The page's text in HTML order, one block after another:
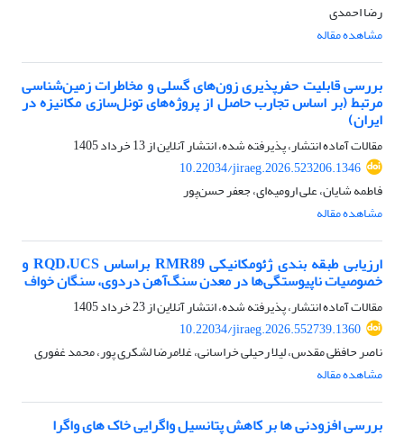
رضا احمدی
مشاهده مقاله
بررسی قابلیت حفرپذیری زون‌های گسلی و مخاطرات زمین‌شناسی
مرتبط (بر اساس تجارب حاصل از پروژه‌های تونل‌سازی مکانیزه در
ایران)
مقالات آماده انتشار، پذیرفته شده، انتشار آنلاین از13 خرداد 1405
10.22034/jiraeg.2026.523206.1346
فاطمه شایان، علی ارومیه‌ای، جعفر حسن‌پور
مشاهده مقاله
ارزیابی طبقه بندی ژئومکانیکی RMR89 براساس RQD،UCS و
خصوصیات ناپیوستگی‌ها در معدن سنگ‌آهن دردوی، سنگان خواف
مقالات آماده انتشار، پذیرفته شده، انتشار آنلاین از23 خرداد 1405
10.22034/jiraeg.2026.552739.1360
ناصر حافظی مقدس، لیلا رحیلی خراسانی، غلامرضا لشکری پور، محمد غفوری
مشاهده مقاله
بررسی افزودنی ها بر کاهش پتانسیل واگرایی خاک های واگرا